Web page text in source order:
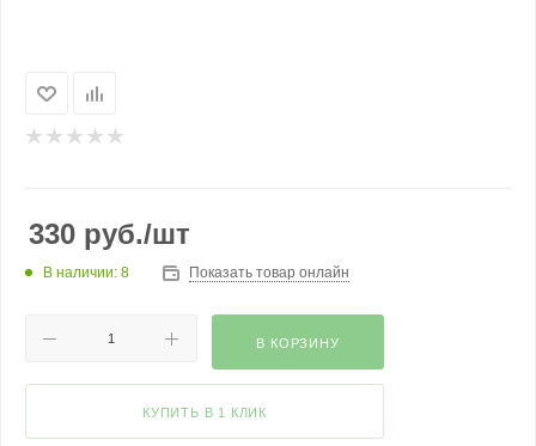
330 руб./шт
В наличии: 8 Показать товар онлайн
В КОРЗИНУ
КУПИТЬ В 1 КЛИК